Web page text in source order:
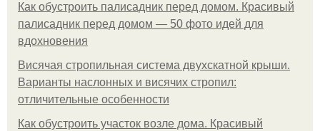
Как обустроить палисадник перед домом. Красивый
палисадник перед домом — 50 фото идей для
вдохновения
Висячая стропильная система двухскатной крыши.
Варианты наслонных и висячих стропил:
отличительные особенности
Как обустроить участок возле дома. Красивый